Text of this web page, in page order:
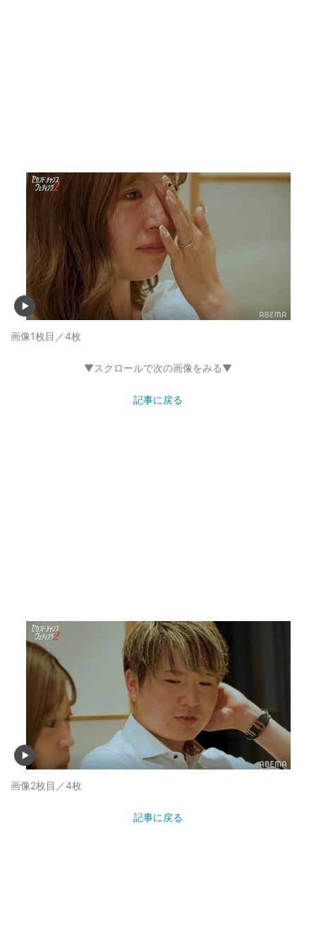
画像1枚目／4枚
▼スクロールで次の画像をみる▼
記事に戻る
画像2枚目／4枚
記事に戻る